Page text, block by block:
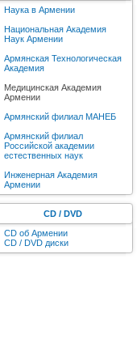
Наука в Армении
Национальная Академия
Наук Армении
Армянская Технологическая
Академия
Медицинская Академия
Армении
Армянский филиал МАНЕБ
Армянский филиал
Российской академии
естественных наук
Инженерная Академия
Армении
CD / DVD
CD об Армении
CD / DVD диски